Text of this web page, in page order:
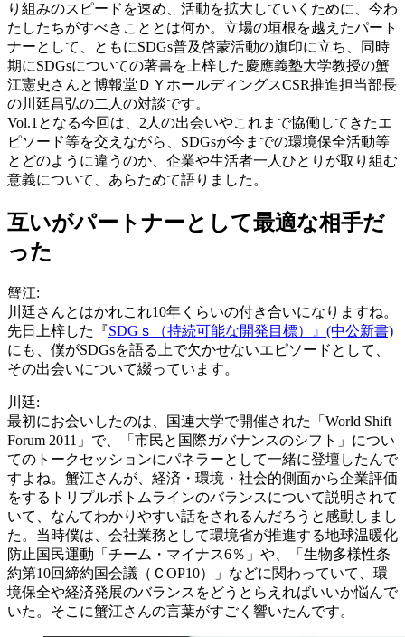
り組みのスピードを速め、活動を拡大していくために、今わ
たしたちがすべきこととは何か。立場の垣根を越えたパート
ナーとして、ともにSDGs普及啓蒙活動の旗印に立ち、同時
期にSDGsについての著書を上梓した慶應義塾大学教授の蟹
江憲史さんと博報堂ＤＹホールディングスCSR推進担当部長
の川廷昌弘の二人の対談です。
Vol.1となる今回は、2人の出会いやこれまで協働してきたエ
ピソード等を交えながら、SDGsが今までの環境保全活動等
とどのように違うのか、企業や生活者一人ひとりが取り組む
意義について、あらためて語りました。
互いがパートナーとして最適な相手だ
った
蟹江:
川廷さんとはかれこれ10年くらいの付き合いになりますね。
先日上梓した『SDGｓ（持続可能な開発目標）』(中公新書)
にも、僕がSDGsを語る上で欠かせないエピソードとして、
その出会いについて綴っています。
川廷:
最初にお会いしたのは、国連大学で開催された「World Shift
Forum 2011」で、「市民と国際ガバナンスのシフト」につい
てのトークセッションにパネラーとして一緒に登壇したんで
すよね。蟹江さんが、経済・環境・社会的側面から企業評価
をするトリプルボトムラインのバランスについて説明されて
いて、なんてわかりやすい話をされるんだろうと感動しまし
た。当時僕は、会社業務として環境省が推進する地球温暖化
防止国民運動「チーム・マイナス6％」や、「生物多様性条
約第10回締約国会議（ＣOP10）」などに関わっていて、環
境保全や経済発展のバランスをどうとらえればいいか悩んで
いた。そこに蟹江さんの言葉がすごく響いたんです。